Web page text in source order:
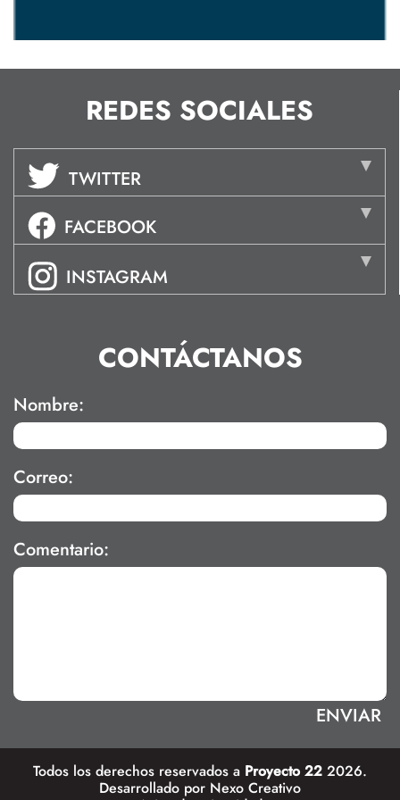
REDES SOCIALES
TWITTER
FACEBOOK
INSTAGRAM
CONTÁCTANOS
Nombre:
Correo:
Comentario:
Todos los derechos reservados a Proyecto 22 2026.
Desarrollado por Nexo Creativo